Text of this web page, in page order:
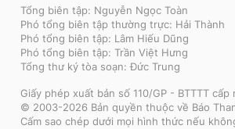
Tổng biên tập: Nguyễn Ngọc Toàn
Phó tổng biên tập thường trực: Hải Thành
Phó tổng biên tập: Lâm Hiếu Dũng
Phó tổng biên tập: Trần Việt Hưng
Tổng thư ký tòa soạn: Đức Trung
Giấy phép xuất bản số 110/GP - BTTTT
© 2003-2026 Bản quyền thuộc về Báo
Cấm sao chép dưới mọi hình thức nếu